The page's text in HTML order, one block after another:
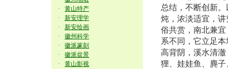
·
黄山特产
·
新安理学
·
新安绘画
·
徽州科学
·
徽派篆刻
·
徽派盆景
·
黄山影视
总结，不断创新
炖，浓淡适宜，
俗共赏，南北兼
系不同，它立足
高背阴，溪水清
狸、娃娃鱼、麂